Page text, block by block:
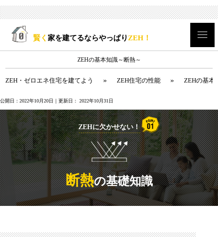
ZEHの基本知識～断熱～
賢く 家を建てるならやっぱり ZEH！
ZEH・ゼロエネ住宅を建てよう » ZEH住宅の性能 » ZEHの基本
公開日： 2022年10月20日 ｜更新日： 2022年10月31日
ZEHに欠かせない！
断熱の基礎知識